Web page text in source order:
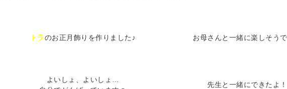
トラのお正月飾りを作りました♪ お母さんと一緒に楽しそうで
よいしょ、よいしょ…
先生と一緒にできたよ！